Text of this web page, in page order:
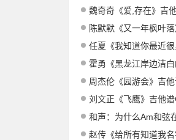
魏奇奇《爱,存在》吉
陈默默《又一年枫叶
任夏《我知道你最近
霍勇《黑龙江岸边洁白
周杰伦《园游会》吉
刘文正《飞鹰》吉他
和声：为什么Am和弦
赵传《给所有知道我